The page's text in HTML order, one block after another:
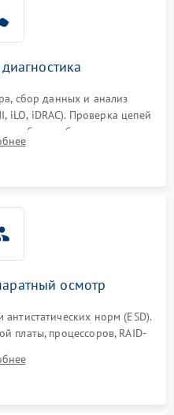
сбор данных и анализ
iLO, iDRAC). Проверка цепей
без вскрытия
локализации сбоя.
осмотр
норм (ESD).
платы, процессоров, RAID-
на наличие термических
или окислений.